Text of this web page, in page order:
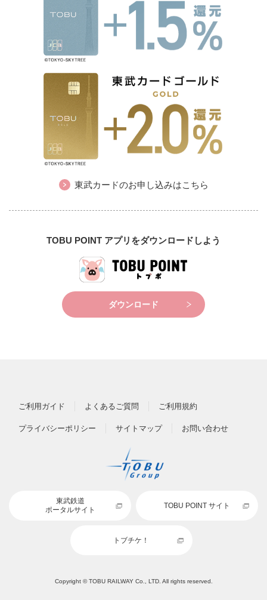
東武カードのお申し込みはこちら
TOBU POINT アプリをダウンロードしよう
ダウンロード
ご利用ガイド よくあるご質問 ご利用規約
プライバシーポリシー サイトマップ お問い合わせ
東武鉄道
ポータルサイト
TOBU POINT サイト
トブチケ！
Copyright © TOBU RAILWAY Co., LTD. All rights reserved.